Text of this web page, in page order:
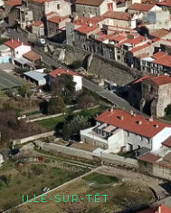
ILLE-SUR-TÊT